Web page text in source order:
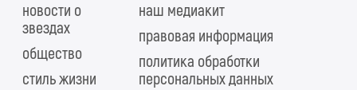
новости о
звездах
общество
стиль жизни
наш медиакит
правовая информация
политика обработки
персональных данных